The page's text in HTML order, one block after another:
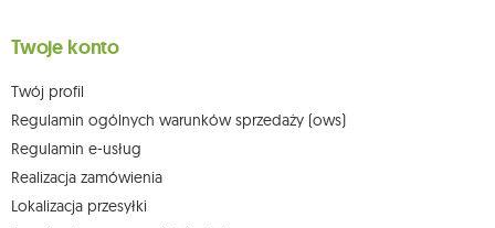
Twoje konto
Twój profil
Regulamin ogólnych warunków sprzedaży (ows)
Regulamin e-usług
Realizacja zamówienia
Lokalizacja przesyłki